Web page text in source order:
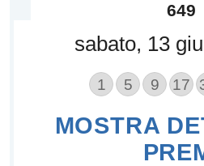
649
sabato, 13
1 5 9 17
MOSTRA